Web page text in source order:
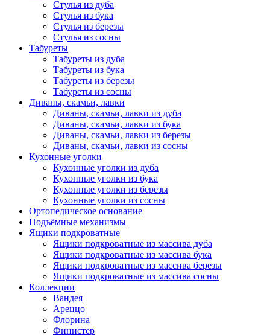
Стулья из дуба
Стулья из бука
Стулья из березы
Стулья из сосны
Табуреты
Табуреты из дуба
Табуреты из бука
Табуреты из березы
Табуреты из сосны
Диваны, скамьи, лавки
Диваны, скамьи, лавки из дуба
Диваны, скамьи, лавки из бука
Диваны, скамьи, лавки из березы
Диваны, скамьи, лавки из сосны
Кухонные уголки
Кухонные уголки из дуба
Кухонные уголки из бука
Кухонные уголки из березы
Кухонные уголки из сосны
Ортопедическое основание
Подъёмные механизмы
Ящики подкроватные
Ящики подкроватные из массива дуба
Ящики подкроватные из массива бука
Ящики подкроватные из массива березы
Ящики подкроватные из массива сосны
Коллекции
Вандея
Ареццо
Флорина
Финистер